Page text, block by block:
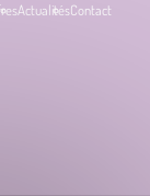
ActualitésContact